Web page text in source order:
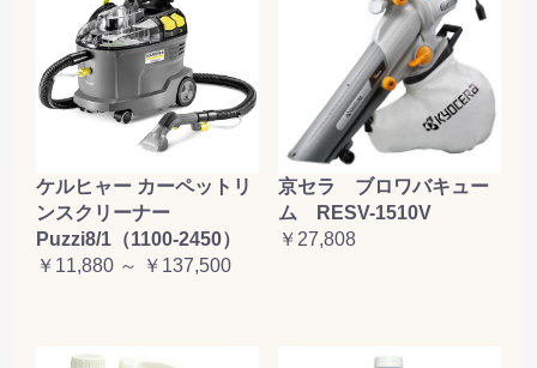
ケルヒャー カーペットリ
ンスクリーナー
Puzzi8/1（1100-2450）
￥11,880 ～ ￥137,500
京セラ ブロワバキュー
ム RESV-1510V
￥27,808